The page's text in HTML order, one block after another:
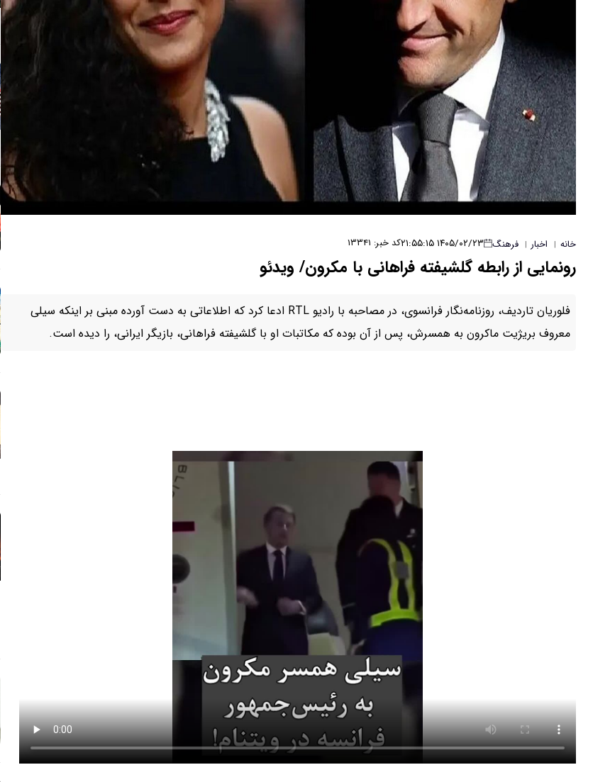
خانه | اخبار | فرهنگ ۱۴۰۵/۰۲/۲۳ ۲۱:۵۵:۱۵ کد خبر: ۱۳۳۴۱
رونمایی از رابطه گلشیفته فراهانی با مکرون/ ویدئو
فلوریان تاردیف، روزنامه‌نگار فرانسوی، در مصاحبه با رادیو RTL ادعا کرد که اطلاعاتی به دست آورده مبنی بر اینکه سیلی
معروف بریژیت ماکرون به همسرش، پس از آن بوده که مکاتبات او با گلشیفته فراهانی، بازیگر ایرانی، را دیده است.